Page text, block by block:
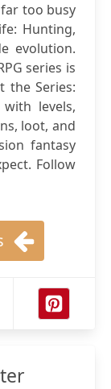
too busy
Hunting,
evolution.
series is
the Series:
with levels,
loot, and
fantasy
Follow